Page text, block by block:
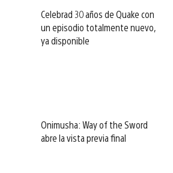
Celebrad 30 años de Quake con
un episodio totalmente nuevo,
ya disponible
Onimusha: Way of the Sword
abre la vista previa final